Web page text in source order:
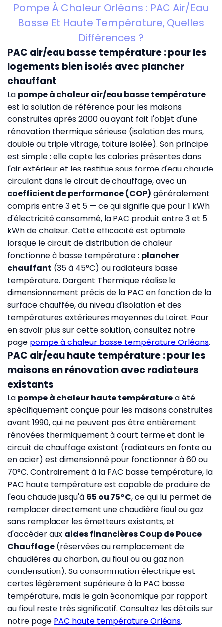
Pompe À Chaleur Orléans : PAC Air/Eau
Basse Et Haute Température, Quelles
Différences ?
PAC air/eau basse température : pour les
logements bien isolés avec plancher
chauffant
La pompe à chaleur air/eau basse température
est la solution de référence pour les maisons
construites après 2000 ou ayant fait l'objet d'une
rénovation thermique sérieuse (isolation des murs,
double ou triple vitrage, toiture isolée). Son principe
est simple : elle capte les calories présentes dans
l'air extérieur et les restitue sous forme d'eau chaude
circulant dans le circuit de chauffage, avec un
coefficient de performance (COP) généralement
compris entre 3 et 5 — ce qui signifie que pour 1 kWh
d'électricité consommé, la PAC produit entre 3 et 5
kWh de chaleur. Cette efficacité est optimale
lorsque le circuit de distribution de chaleur
fonctionne à basse température : plancher
chauffant (35 à 45°C) ou radiateurs basse
température. Dargent Thermique réalise le
dimensionnement précis de la PAC en fonction de la
surface chauffée, du niveau d'isolation et des
températures extérieures moyennes du Loiret. Pour
en savoir plus sur cette solution, consultez notre
page pompe à chaleur basse température Orléans.
PAC air/eau haute température : pour les
maisons en rénovation avec radiateurs
existants
La pompe à chaleur haute températurea été
spécifiquement conçue pour les maisons construites
avant 1990, qui ne peuvent pas être entièrement
rénovées thermiquement à court terme et dont le
circuit de chauffage existant (radiateurs en fonte ou
en acier) est dimensionné pour fonctionner à 60 ou
70°C. Contrairement à la PAC basse température, la
PAC haute température est capable de produire de
l'eau chaude jusqu'à 65 ou 75°C, ce qui lui permet de
remplacer directement une chaudière fioul ou gaz
sans remplacer les émetteurs existants, et
d'accéder aux aides financières Coup de Pouce
Chauffage (réservées au remplacement de
chaudières au charbon, au fioul ou au gaz non
condensation). Sa consommation électrique est
certes légèrement supérieure à la PAC basse
température, mais le gain économique par rapport
au fioul reste très significatif. Consultez les détails sur
notre page PAC haute température Orléans.